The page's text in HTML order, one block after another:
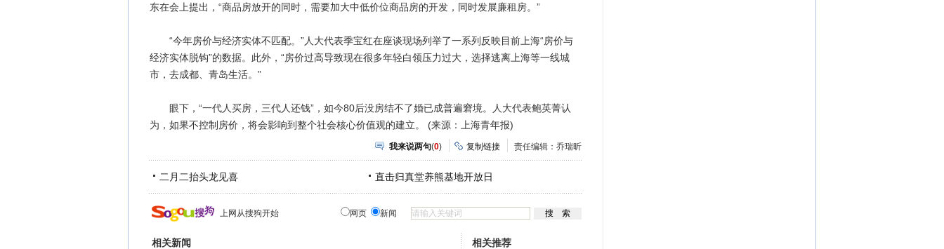
东在会上提出，“商品房放开的同时，需要加大中低价位商品房的开发，同时发展廉租房。”
“今年房价与经济实体不匹配。”人大代表季宝红在座谈现场列举了一系列反映目前上海“房价与
经济实体脱钩”的数据。此外，“房价过高导致现在很多年轻白领压力过大，选择逃离上海等一线城
市，去成都、青岛生活。”
眼下，“一代人买房，三代人还钱”，如今80后没房结不了婚已成普遍窘境。人大代表鲍英菁认
为，如果不控制房价，将会影响到整个社会核心价值观的建立。 (来源：上海青年报)
我来说两句(0) 复制链接 责任编辑：乔瑞昕
二月二抬头龙见喜 直击归真堂养熊基地开放日
上网从搜狗开始 网页 新闻
相关新闻
相关推荐